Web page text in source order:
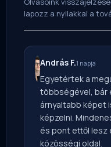
lapozz a nyilakkal a
András F.1 napja
Egyetértek a
többségével, bár
árnyaltabb képet
képzelni.
és pont ettől lesz
közösségi oldal.